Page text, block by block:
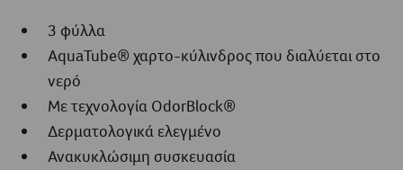
3 φύλλα
AquaTube® χαρτο-κύλινδρος που διαλύεται στο
νερό
Με τεχνολογία OdorBlock®
Δερματολογικά ελεγμένο
Ανακυκλώσιμη συσκευασία